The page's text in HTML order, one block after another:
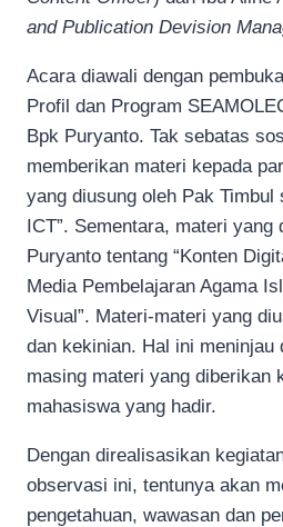
and Publication Devision
Acara diawali dengan
Profil dan Program
Bpk Puryanto. Tak sebatas
memberikan materi kepada
yang diusung oleh Pak Timbul
ICT”. Sementara, materi yang
Puryanto tentang “Konten
Media Pembelajaran Agama
Visual”. Materi-materi yang
dan kekinian. Hal ini meninjau
masing materi yang diberikan
mahasiswa yang hadir.
Dengan direalisasikan
observasi ini, tentunya akan
pengetahuan, wawasan dan